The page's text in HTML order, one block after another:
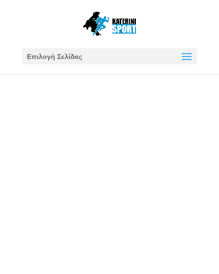
Επιλογή Σελίδας